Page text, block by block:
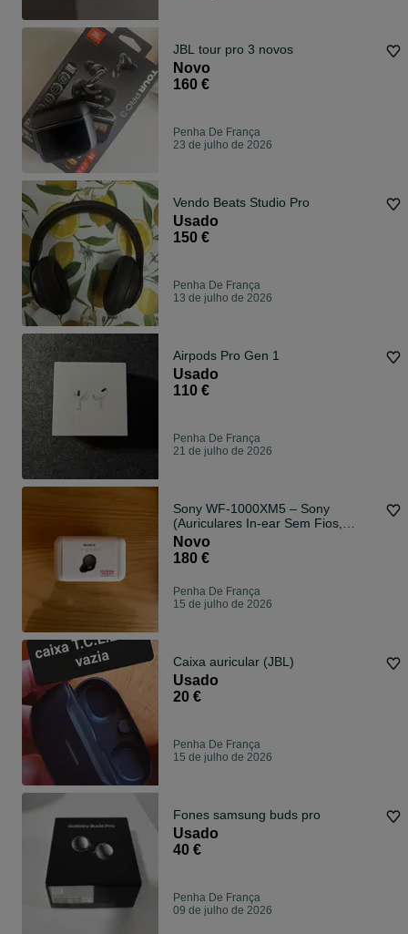
JBL tour pro 3 novos
Novo
160 €
Penha De França
23 de julho de 2026
Vendo Beats Studio Pro
Usado
150 €
Penha De França
13 de julho de 2026
Airpods Pro Gen 1
Usado
110 €
Penha De França
21 de julho de 2026
Sony WF-1000XM5 – Sony
(Auriculares In-ear Sem Fios,
Novo/Por abrir)
Novo
180 €
Penha De França
15 de julho de 2026
Caixa auricular (JBL)
Usado
20 €
Penha De França
15 de julho de 2026
Fones samsung buds pro
Usado
40 €
Penha De França
09 de julho de 2026